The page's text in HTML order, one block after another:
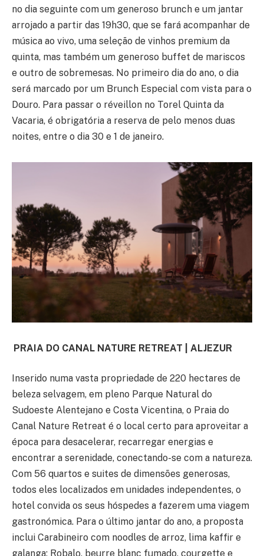
no dia seguinte com um generoso brunch e um jantar
arrojado a partir das 19h30, que se fará acompanhar de
música ao vivo, uma seleção de vinhos premium da
quinta, mas também um generoso buffet de mariscos
e outro de sobremesas. No primeiro dia do ano, o dia
será marcado por um Brunch Especial com vista para o
Douro. Para passar o réveillon no Torel Quinta da
Vacaria, é obrigatória a reserva de pelo menos duas
noites, entre o dia 30 e 1 de janeiro.
PRAIA DO CANAL NATURE RETREAT | ALJEZUR
Inserido numa vasta propriedade de 220 hectares de
beleza selvagem, em pleno Parque Natural do
Sudoeste Alentejano e Costa Vicentina, o Praia do
Canal Nature Retreat é o local certo para aproveitar a
época para desacelerar, recarregar energias e
encontrar a serenidade, conectando-se com a natureza.
Com 56 quartos e suites de dimensões generosas,
todos eles localizados em unidades independentes, o
hotel convida os seus hóspedes a fazerem uma viagem
gastronómica. Para o último jantar do ano, a proposta
inclui Carabineiro com noodles de arroz, lima kaffir e
galanga; Robalo, beurre blanc fumado, courgette e